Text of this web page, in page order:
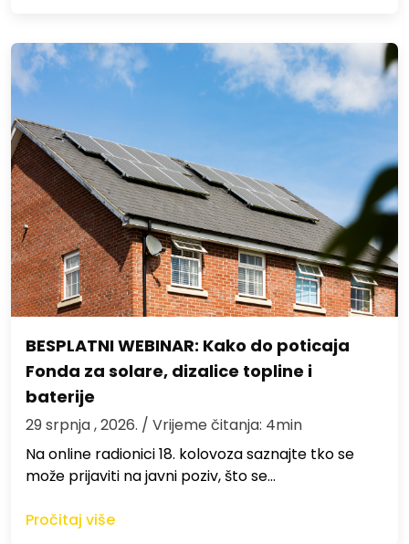
BESPLATNI WEBINAR: Kako do poticaja
Fonda za solare, dizalice topline i
baterije
29 srpnja , 2026. / Vrijeme čitanja: 4min
Na online radionici 18. kolovoza saznajte tko se
može prijaviti na javni poziv, što se…
Pročitaj više